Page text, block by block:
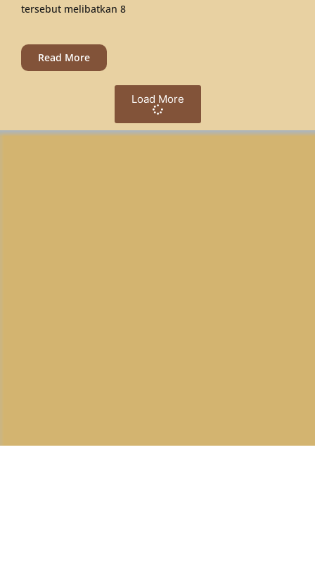
tersebut melibatkan 8
Read More
Load More